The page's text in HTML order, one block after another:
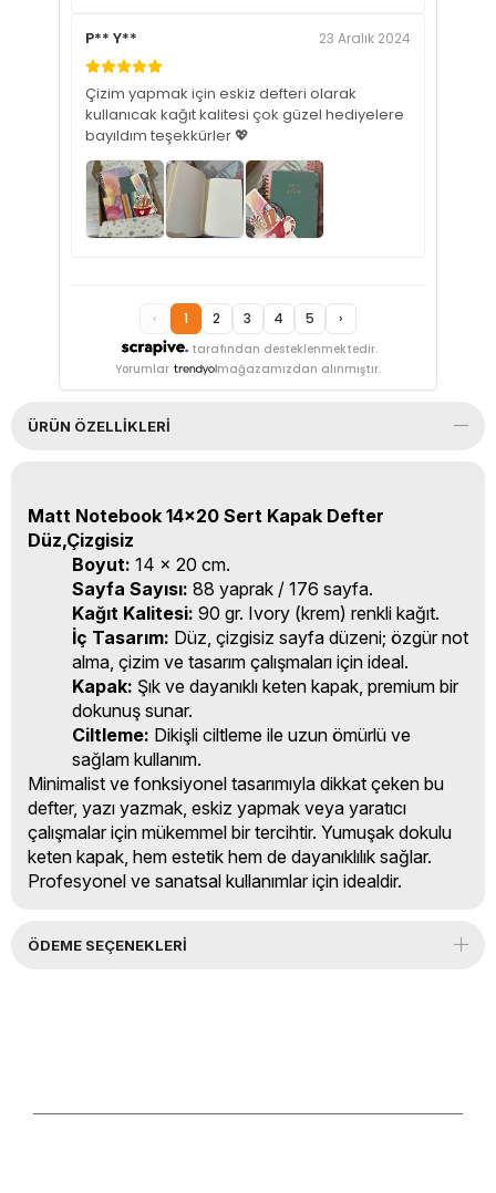
P** Y** 23 Aralık 2024
Çizim yapmak için eskiz defteri olarak
kullanıcak kağıt kalitesi çok güzel hediyelere
bayıldım teşekkürler 💖
tarafından desteklenmektedir.
‹ 1 2 3 4 5 ›
Yorumlar mağazamızdan alınmıştır.
ÜRÜN ÖZELLIKLERI
Matt Notebook 14x20 Sert Kapak Defter
Düz,Çizgisiz
Boyut: 14 x 20 cm.
Sayfa Sayısı: 88 yaprak / 176 sayfa.
Kağıt Kalitesi: 90 gr. Ivory (krem) renkli kağıt.
İç Tasarım: Düz, çizgisiz sayfa düzeni; özgür not
alma, çizim ve tasarım çalışmaları için ideal.
Kapak: Şık ve dayanıklı keten kapak, premium bir
dokunuş sunar.
Ciltleme: Dikişli ciltleme ile uzun ömürlü ve
sağlam kullanım.
Minimalist ve fonksiyonel tasarımıyla dikkat çeken bu
defter, yazı yazmak, eskiz yapmak veya yaratıcı
çalışmalar için mükemmel bir tercihtir. Yumuşak dokulu
keten kapak, hem estetik hem de dayanıklılık sağlar.
Profesyonel ve sanatsal kullanımlar için idealdir.
ÖDEME SEÇENEKLERI